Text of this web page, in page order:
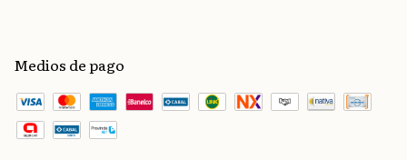
Medios de pago